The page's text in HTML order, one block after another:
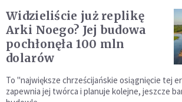
Widzieliście już replikę
Arki Noego? Jej budowa
pochłonęła 100 mln
dolarów
To "największe chrześcijańskie osiągnięcie tej
zapewnia jej twórca i planuje kolejne, jeszcze